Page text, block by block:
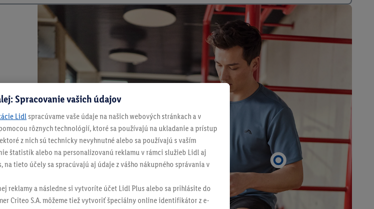
Spracovanie vašich údajov
Lidl spracúvame vaše údaje na našich webových stránkach a v
rôznych technológií, ktoré sa používajú na ukladanie a prístup
z nich sú technicky nevyhnutné alebo sa používajú s vaším
štatistík alebo na personalizovanú reklamu v rámci služieb Lidl aj
tieto účely sa spracúvajú aj údaje z vášho nákupného správania v
reklamy a následne si vytvoríte účet Lidl Plus alebo sa prihlásite do
Criteo S.A. môžeme tiež vytvoriť špeciálny online identifikátor z e-